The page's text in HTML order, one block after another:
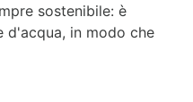
sostenibile: è
d'acqua, in modo che